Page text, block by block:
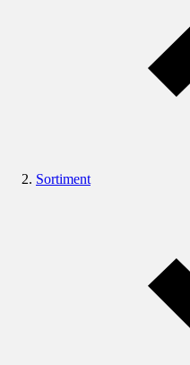
Sortiment